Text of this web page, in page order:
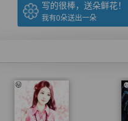
写的很棒，送朵鲜花！
我有0朵送出一朵